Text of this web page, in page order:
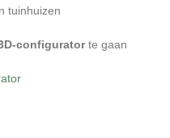
configuratorte gaan